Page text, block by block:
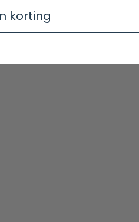
korting